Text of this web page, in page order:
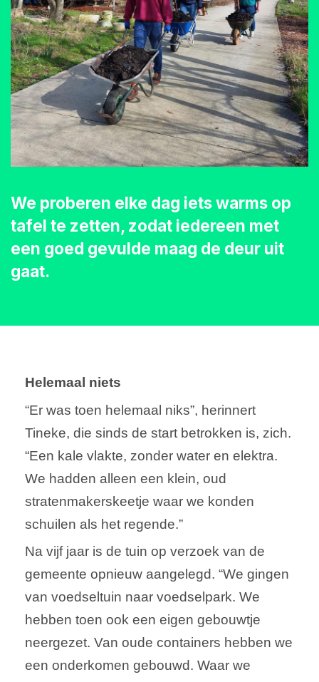
We proberen elke dag iets warms op
tafel te zetten, zodat iedereen met
een goed gevulde maag de deur uit
gaat.
Helemaal niets
“Er was toen helemaal niks”, herinnert
Tineke, die sinds de start betrokken is, zich.
“Een kale vlakte, zonder water en elektra.
We hadden alleen een klein, oud
stratenmakerskeetje waar we konden
schuilen als het regende.”
Na vijf jaar is de tuin op verzoek van de
gemeente opnieuw aangelegd. “We gingen
van voedseltuin naar voedselpark. We
hebben toen ook een eigen gebouwtje
neergezet. Van oude containers hebben we
een onderkomen gebouwd. Waar we